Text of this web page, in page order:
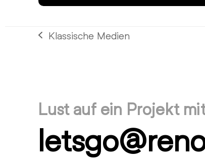
vorheriger
Klassische Medien
Lust auf ein Projekt